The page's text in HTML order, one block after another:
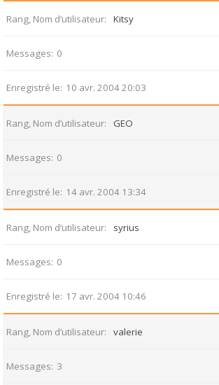
Rang, Nom d’utilisateur Kitsy
Messages 0
Enregistré le 10 avr. 2004 20:03
Rang, Nom d’utilisateur GEO
Messages 0
Enregistré le 14 avr. 2004 13:34
Rang, Nom d’utilisateur syrius
Messages 0
Enregistré le 17 avr. 2004 10:46
Rang, Nom d’utilisateur valerie
Messages 3